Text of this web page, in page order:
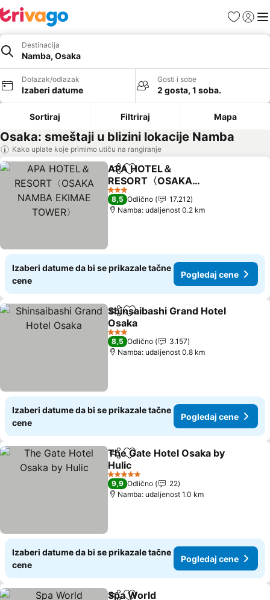
FavoritiPrijavi
Destinacija
Namba, Osaka
Dolazak/odlazak
Izaberi datume
Gosti i sobe
2 gosta, 1 soba.
Sortiraj Filtriraj Mapa
Osaka: smeštaji u blizini lokacije Namba
Kako uplate koje primimo utiču na rangiranje
Deli Dodati u favorite
APA HOTEL＆
RESORT〈OSAKA
NAMBA EKIMAE
TOWER〉
Pogledaj cene
3 Zvezdice
8,5 Odlično
17.212
Namba: udaljenost 0.2 km
Izaberi datume da bi se prikazale tačne
cene
Pogledaj cene
Deli Dodati u favorite
Shinsaibashi Grand Hotel
Osaka
Pogledaj cene
3 Zvezdice
8,5 Odlično
3.157
Namba: udaljenost 0.8 km
Izaberi datume da bi se prikazale tačne
cene
Pogledaj cene
Deli Dodati u favorite
The Gate Hotel Osaka by
Hulic
Pogledaj cene
5 Zvezdice
9,9 Odlično
22
Namba: udaljenost 1.0 km
Izaberi datume da bi se prikazale tačne
cene
Pogledaj cene
Spa World